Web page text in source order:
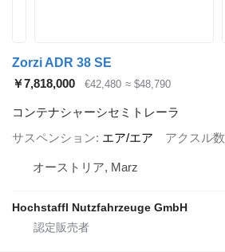
Zorzi ADR 38 SE
￥7,818,000
€42,480 ≈ $48,790
コンテナシャーシセミトレーラ
サスペンション エア/エア アクスル数
オーストリア, Marz
Hochstaffl Nutzfahrzeuge GmbH